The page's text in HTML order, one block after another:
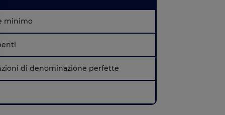
sulla privacy, garantendo la conformità alle normative.
minimo
di denominazione perfette